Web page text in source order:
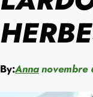
By:Anna